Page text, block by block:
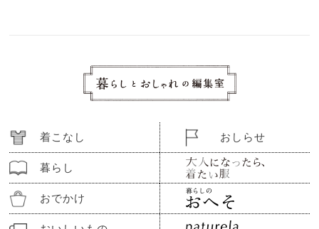
着こなし
暮らし
おでかけ
おしらせ